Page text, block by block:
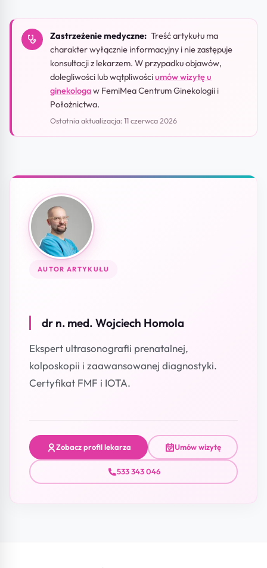
Zastrzeżenie medyczne: Treść artykułu ma
charakter wyłącznie informacyjny i nie zastępuje
konsultacji z lekarzem. W przypadku objawów,
dolegliwości lub wątpliwościumów wizytę u
ginekologaw FemiMea Centrum Ginekologii i
Położnictwa.
Ostatnia aktualizacja: 11 czerwca 2026
AUTOR ARTYKUŁU
dr n. med. Wojciech Homola
Ekspert ultrasonografii prenatalnej,
kolposkopii i zaawansowanej diagnostyki.
Certyfikat FMF i IOTA.
Zobacz profil lekarza Umów wizytę
533 343 046